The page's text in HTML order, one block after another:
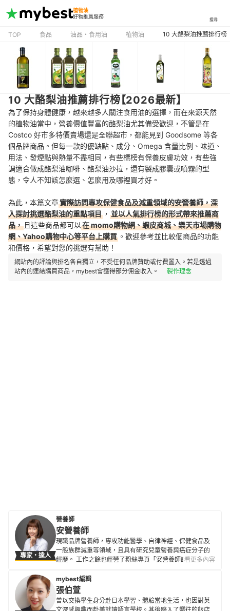
植物油
好物推薦服務
搜尋
TOP 食品 油品・食用油 植物油 10 大酪梨油推薦排行榜
10 大酪梨油推薦排行榜【2026最新】
為了保持身體健康，越來越多人關注食用油的選擇，而在來源天然
的植物油當中，營養價值豐富的酪梨油尤其備受歡迎，不管是在
Costco 好市多特價賣場還是全聯超市，都能見到 Goodsome 等各
個品牌商品。但每一款的優缺點、成分、Omega 含量比例、味道、
用法、發煙點與熱量不盡相同，有些標榜有保養皮膚功效，有些強
調適合做成酪梨油咖啡、酪梨油沙拉，還有製成膠囊或噴霧的型
態，令人不知該怎麼選、怎麼用及哪裡買才好。
為此，本篇文章實際訪問專攻保健食品及減重領域的安營養師，深
入探討挑選酪梨油的重點項目 ， 並以人氣排行榜的形式帶來推薦商
品， 且這些商品都可以在 momo購物網、蝦皮商城、樂天市場購物
網、Yahoo購物中心等平台上購買 。歡迎參考並比較個商品的功能
和價格，希望對您的挑選有幫助！
網站內的評論與排名各自獨立，不受任何品牌贊助或付費置入。若是透過
站內的連結購買商品，mybest會獲得部分佣金收入。
製作理念
專家・達人
營養師
安營養師
現職品牌營養師，專攻功能醫學、自律神經、保健食品及
一般族群減重等領域，且具有研究兒童營養與癌症分子的
經歷。 工作之餘也經營了粉絲專頁「安營養師說營養」，
養，並歡迎所有對營養學有興趣的人前往粉絲專頁聊聊
天。
安營養師的簡介
看更多內容
mybest編輯
張伯萱
曾以交換學生身分赴日本學習、體驗當地生活，也因對英